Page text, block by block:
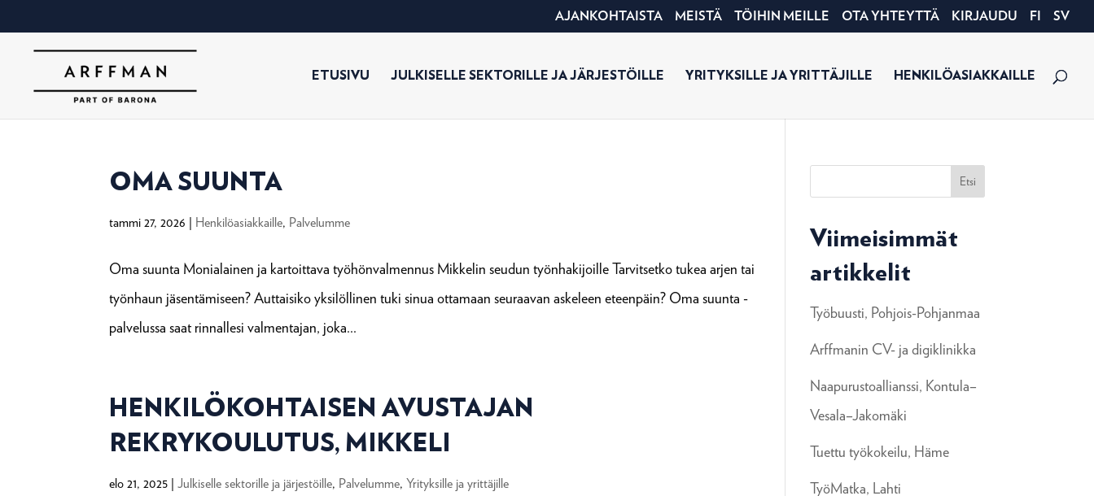
AJANKOHTAISTA MEISTÄ TÖIHIN MEILLE OTA YHTEYTTÄ KIRJAUDU FI SV
ETUSIVU JULKISELLE SEKTORILLE JA JÄRJESTÖILLE YRITYKSILLE JA YRITTÄJILLE HENKILÖASIAKKAILLE
OMA SUUNTA
tammi 27, 2026 | Henkilöasiakkaille, Palvelumme
Oma suunta Monialainen ja kartoittava työhönvalmennus Mikkelin seudun työnhakijoille Tarvitsetko tukea arjen tai
työnhaun jäsentämiseen? Auttaisiko yksilöllinen tuki sinua ottamaan seuraavan askeleen eteenpäin? Oma suunta -
palvelussa saat rinnallesi valmentajan, joka...
HENKILÖKOHTAISEN AVUSTAJAN
REKRYKOULUTUS, MIKKELI
elo 21, 2025 |Julkiselle sektorille ja järjestöille, Palvelumme,Yrityksille ja yrittäjille
Etsi
Viimeisimmät
artikkelit
Työbuusti, Pohjois-Pohjanmaa
Arffmanin CV- ja digiklinikka
Naapurustoallianssi, Kontula–
Vesala–Jakomäki
Tuettu työkokeilu, Häme
TyöMatka, Lahti